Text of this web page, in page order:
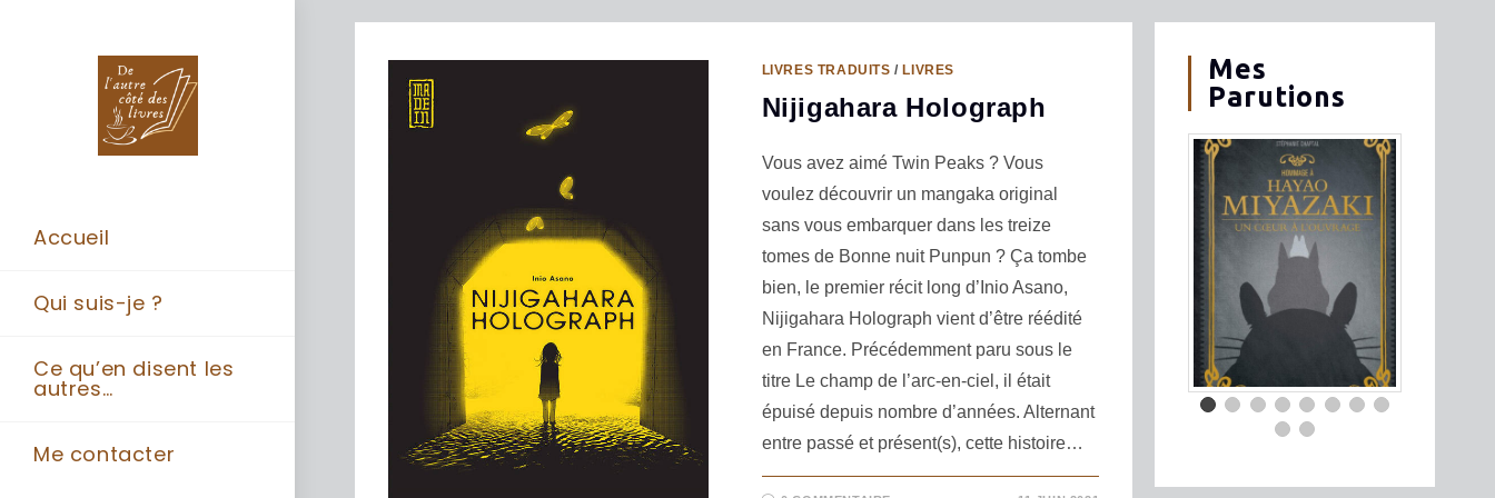
Accueil
Qui suis-je ?
Ce qu’en disent les
autres…
Me contacter
LIVRES TRADUITS / LIVRES
Nijigahara Holograph
Vous avez aimé Twin Peaks ? Vous
voulez découvrir un mangaka original
sans vous embarquer dans les treize
tomes de Bonne nuit Punpun ? Ça tombe
bien, le premier récit long d’Inio Asano,
Nijigahara Holograph vient d’être réédité
en France. Précédemment paru sous le
titre Le champ de l’arc-en-ciel, il était
épuisé depuis nombre d’années. Alternant
entre passé et présent(s), cette histoire…
Mes
Parutions